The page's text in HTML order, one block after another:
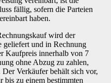
fällig, sofern die Parteien
haben.
wird der
geliefert und in Rechnung
Kaufpreis innerhalb von 7
ohne Abzug zu zahlen,
Verkäufer behält sich vor,
bis zu einem bestimmten